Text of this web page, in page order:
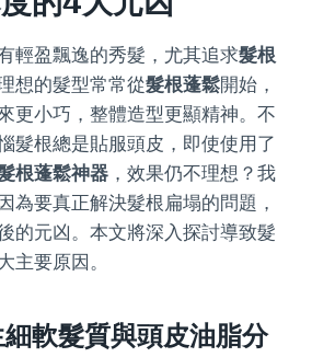
輕盈飄逸的秀髮，尤其追求髮根
想的髮型常常從髮根蓬鬆開始，
更小巧，整體造型更顯精神。不
髮根總是貼服頭皮，即使使用了
根蓬鬆神器 ，效果仍不理想？我
為要真正解決髮根扁塌的問題，
的元凶。本文將深入探討導致髮
主要原因。
軟髮質與頭皮油脂分